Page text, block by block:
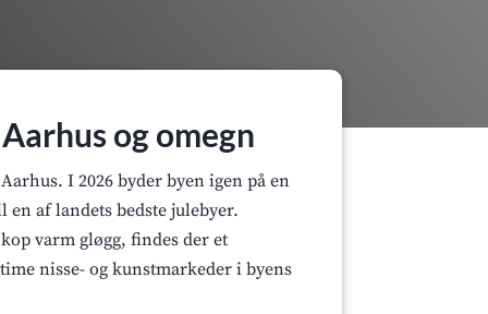
og omegn
I 2026 byder byen igen på en
af landets bedste julebyer.
varm gløgg, findes der et
nisse- og kunstmarkeder i byens